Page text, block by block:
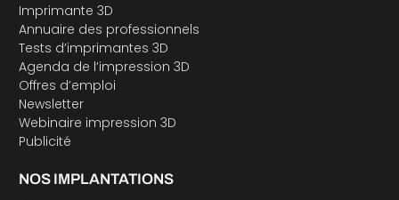
Imprimante 3D
Annuaire des professionnels
Tests d’imprimantes 3D
Agenda de l’impression 3D
Offres d’emploi
Newsletter
Webinaire impression 3D
Publicité
NOS IMPLANTATIONS